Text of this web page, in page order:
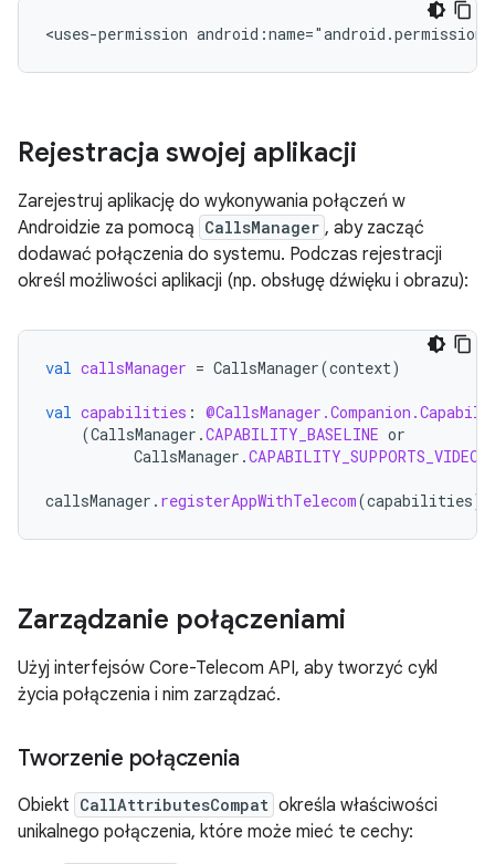
<uses-permission
Rejestracja swojej aplikacji
Zarejestruj aplikację do wykonywania połączeń w
Androidzie za pomocą CallsManager , aby zacząć
dodawać połączenia do systemu. Podczas rejestracji
określ możliwości aplikacji (np. obsługę dźwięku i obrazu):
val callsManager = CallsManager(context)
val capabilities :
(CallsManager .CAPABILITY_BASELINE or
CallsManager .
callsManager . registerAppWithTelecom(capabilities)
Zarządzanie połączeniami
Użyj interfejsów Core-Telecom API, aby tworzyć cykl
życia połączenia i nim zarządzać.
Tworzenie połączenia
Obiekt CallAttributesCompat określa właściwości
unikalnego połączenia, które może mieć te cechy: